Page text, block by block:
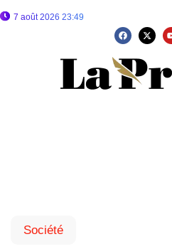
7 août 2026 23:49
Société